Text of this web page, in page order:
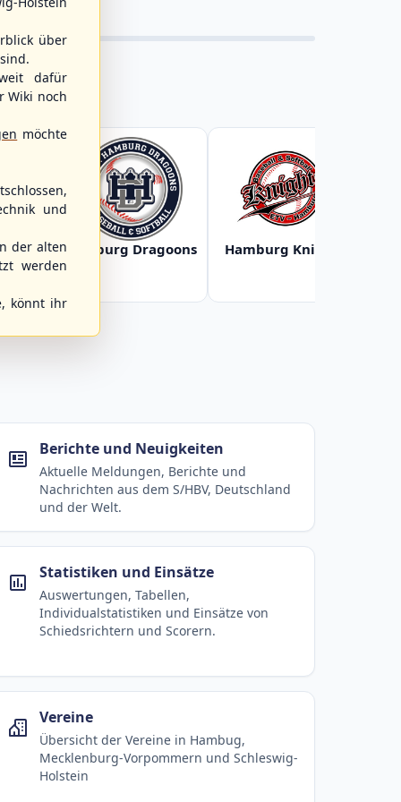
Hamburg Dragoons Hamburg Knights
Berichte und Neuigkeiten
Aktuelle Meldungen, Berichte und
Nachrichten aus dem S/HBV, Deutschland
und der Welt.
Statistiken und Einsätze
Auswertungen, Tabellen,
Individualstatistiken und Einsätze von
Schiedsrichtern und Scorern.
Vereine
Übersicht der Vereine in Hambug,
Mecklenburg-Vorpommern und Schleswig-
Holstein
über
dafür
Wiki noch
möchte
und
der alten
werden
könnt ihr